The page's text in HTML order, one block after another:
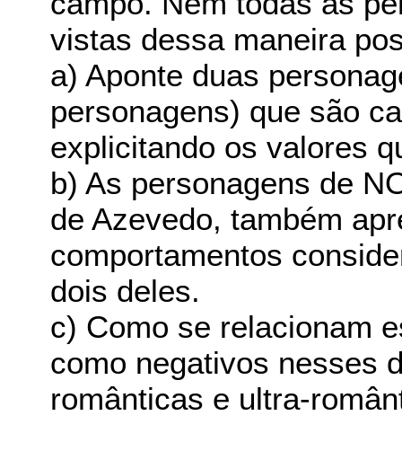
vistas dessa maneira
a) Aponte duas
personagens) que são
explicitando os valores
b) As personagens de
de Azevedo, também
comportamentos
dois deles.
c) Como se relacionam
como negativos nesses
românticas e ultra-